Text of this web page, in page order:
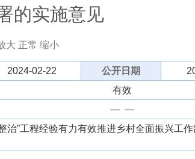
的实施意见
大 正常 缩小
2024-02-22 公开日期
有效
— —
”工程经验有力有效推进乡村全面振兴工